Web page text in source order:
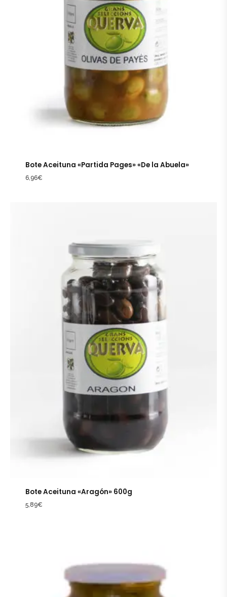
Bote Aceituna «Partida Pages» «De la Abuela»
6,96€
Bote Aceituna «Aragón» 600g
5,89€